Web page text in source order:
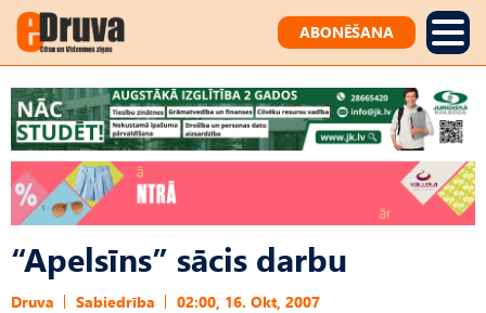
ABONĒŠANA
“Apelsīns” sācis darbu
Druva Sabiedrība 02:00, 16. Okt, 2007